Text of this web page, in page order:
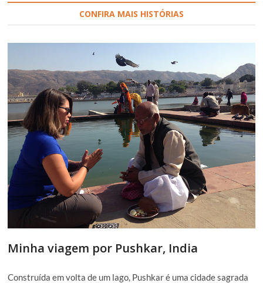
CONFIRA MAIS HISTÓRIAS
Minha viagem por Pushkar, India
Construída em volta de um lago, Pushkar é uma cidade sagrada